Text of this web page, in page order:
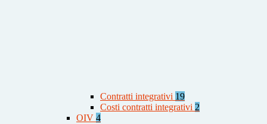
Contratti integrativi 19
Costi contratti integrativi 2
OIV 4